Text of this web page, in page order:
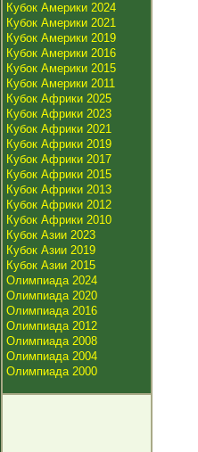
Кубок Америки 2024
Кубок Америки 2021
Кубок Америки 2019
Кубок Америки 2016
Кубок Америки 2015
Кубок Америки 2011
Кубок Африки 2025
Кубок Африки 2023
Кубок Африки 2021
Кубок Африки 2019
Кубок Африки 2017
Кубок Африки 2015
Кубок Африки 2013
Кубок Африки 2012
Кубок Африки 2010
Кубок Азии 2023
Кубок Азии 2019
Кубок Азии 2015
Олимпиада 2024
Олимпиада 2020
Олимпиада 2016
Олимпиада 2012
Олимпиада 2008
Олимпиада 2004
Олимпиада 2000